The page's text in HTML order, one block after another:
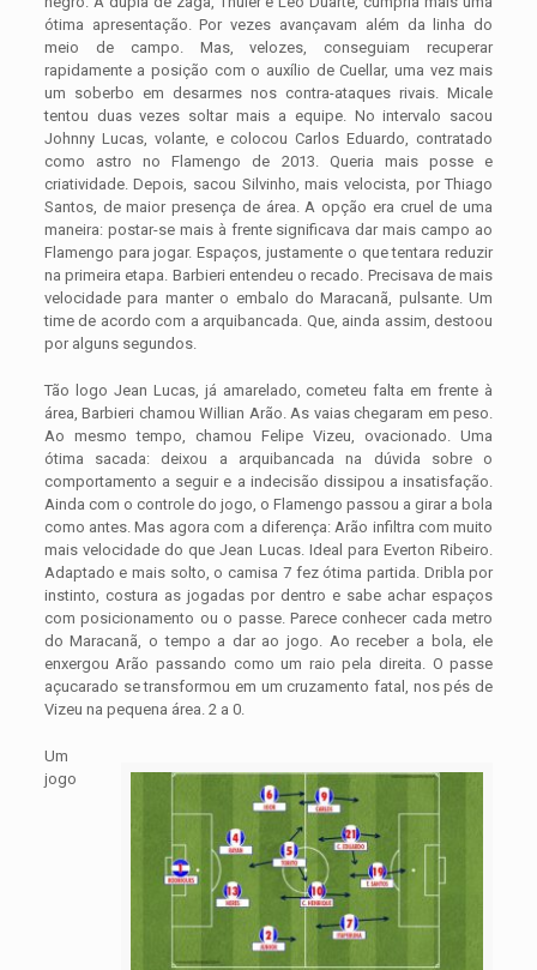
ótima apresentação. Por vezes avançavam além da linha do
meio de campo. Mas, velozes, conseguiam recuperar
rapidamente a posição com o auxílio de Cuellar, uma vez mais
um soberbo em desarmes nos contra-ataques rivais. Micale
tentou duas vezes soltar mais a equipe. No intervalo sacou
Johnny Lucas, volante, e colocou Carlos Eduardo, contratado
como astro no Flamengo de 2013. Queria mais posse e
criatividade. Depois, sacou Silvinho, mais velocista, por Thiago
Santos, de maior presença de área. A opção era cruel de uma
maneira: postar-se mais à frente significava dar mais campo ao
Flamengo para jogar. Espaços, justamente o que tentara reduzir
na primeira etapa. Barbieri entendeu o recado. Precisava de mais
velocidade para manter o embalo do Maracanã, pulsante. Um
time de acordo com a arquibancada. Que, ainda assim, destoou
por alguns segundos.
Tão logo Jean Lucas, já amarelado, cometeu falta em frente à
área, Barbieri chamou Willian Arão. As vaias chegaram em peso.
Ao mesmo tempo, chamou Felipe Vizeu, ovacionado. Uma
ótima sacada: deixou a arquibancada na dúvida sobre o
comportamento a seguir e a indecisão dissipou a insatisfação.
Ainda com o controle do jogo, o Flamengo passou a girar a bola
como antes. Mas agora com a diferença: Arão infiltra com muito
mais velocidade do que Jean Lucas. Ideal para Everton Ribeiro.
Adaptado e mais solto, o camisa 7 fez ótima partida. Dribla por
instinto, costura as jogadas por dentro e sabe achar espaços
com posicionamento ou o passe. Parece conhecer cada metro
do Maracanã, o tempo a dar ao jogo. Ao receber a bola, ele
enxergou Arão passando como um raio pela direita. O passe
açucarado se transformou em um cruzamento fatal, nos pés de
Vizeu na pequena área. 2 a 0.
Um
jogo